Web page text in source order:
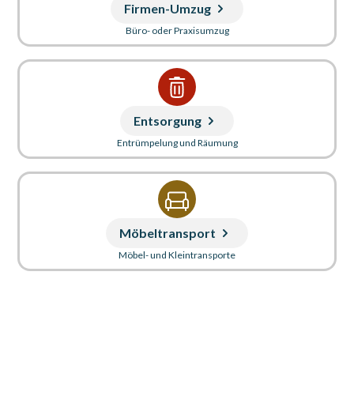
Firmen-Umzug
Büro- oder Praxisumzug
Entsorgung
Entrümpelung und Räumung
Möbeltransport
Möbel- und Kleintransporte